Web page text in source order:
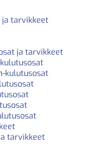
ja tarvikkeet
ja tarvikkeet
kulutusosat
tarvikkeet